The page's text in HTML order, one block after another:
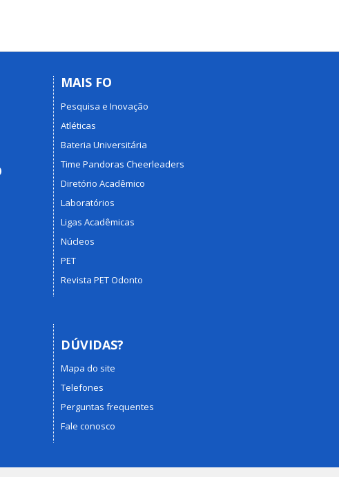
MAIS FO
Pesquisa e Inovação
Atléticas
Bateria Universitária
Time Pandoras Cheerleaders
Diretório Acadêmico
Laboratórios
Ligas Acadêmicas
Núcleos
PET
Revista PET Odonto
DÚVIDAS?
Mapa do site
Telefones
Perguntas frequentes
Fale conosco